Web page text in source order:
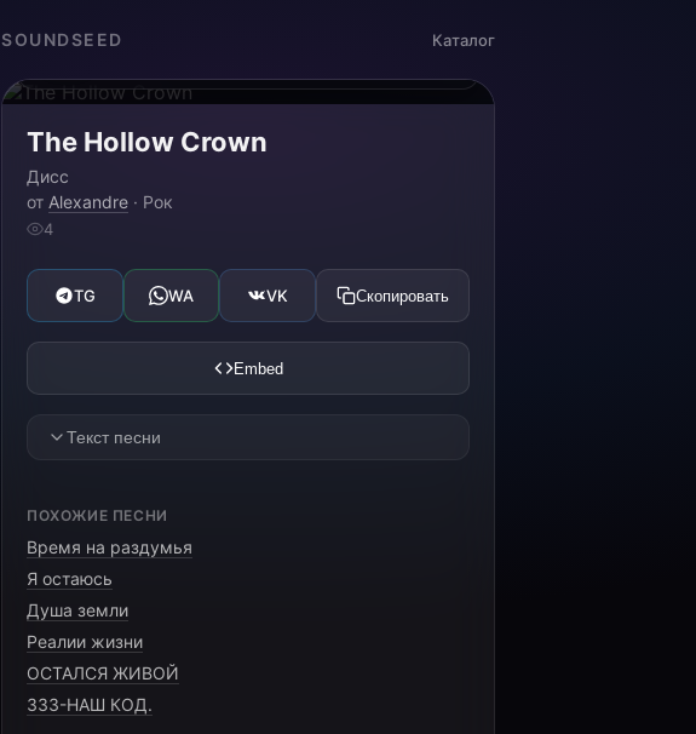
SOUNDSEED Каталог
The Hollow Crown
Дисс
от Alexandre · Рок
4
TG WA VK Скопировать
Embed
Текст песни
You sit upon a throne of lies,
Your silver tongue is cold and dry.
The iron gates begin to rust,
ПОХОЖИЕ ПЕСНИ
Время на раздумья
Я остаюсь
Душа земли
Реалии жизни
ОСТАЛСЯ ЖИВОЙ
333-НАШ КОД.